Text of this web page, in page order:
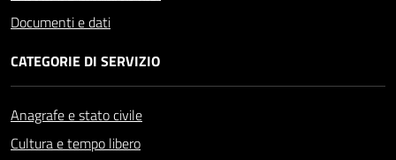
Documenti e dati
CATEGORIE DI SERVIZIO
Anagrafe e stato civile
Cultura e tempo libero